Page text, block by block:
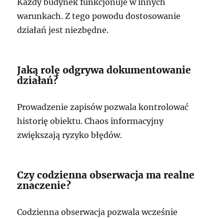
Każdy budynek funkcjonuje w innych
warunkach. Z tego powodu dostosowanie
działań jest niezbędne.
Jaką rolę odgrywa dokumentowanie
działań?
Prowadzenie zapisów pozwala kontrolować
historię obiektu. Chaos informacyjny
zwiększają ryzyko błędów.
Czy codzienna obserwacja ma realne
znaczenie?
Codzienna obserwacja pozwala wcześnie